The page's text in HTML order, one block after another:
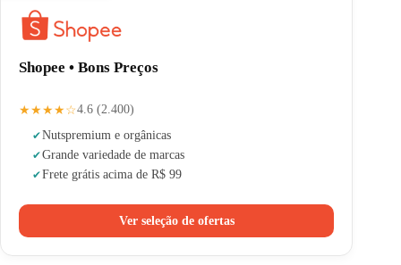
Shopee • Bons Preços
★★★★☆4.6 (2.400)
Nutspremium e orgânicas
Grande variedade de marcas
Frete grátis acima de R$ 99
Ver seleção de ofertas